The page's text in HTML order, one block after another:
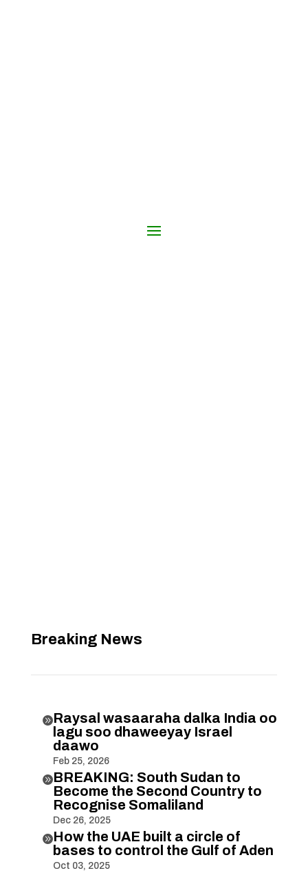
Breaking News
Raysal wasaaraha dalka India oo
lagu soo dhaweeyay Israel
daawo
Feb 25, 2026
BREAKING: South Sudan to
Become the Second Country to
Recognise Somaliland
Dec 26, 2025
How the UAE built a circle of
bases to control the Gulf of Aden
Oct 03, 2025